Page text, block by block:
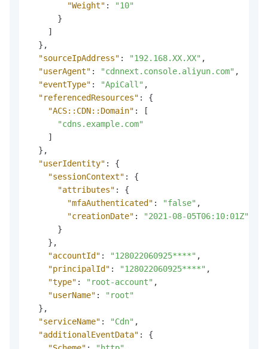
"Weight" :
"10"
}
]
} ,
"sourceIpAddress" : "192.168.XX.XX" ,
"userAgent" : "cdnnext.console.aliyun.com" ,
"eventType" : "ApiCall" ,
"referencedResources" :
{
"ACS::CDN::Domain" :
[
"cdns.example.com"
]
} ,
"userIdentity" :
{
"sessionContext" :
{
"attributes" :
{
"mfaAuthenticated" : "false" ,
"creationDate" :
"2021-08-05T06:10:01Z"
}
} ,
"accountId" : "128022060925****" ,
"principalId" : "128022060925****" ,
"type" : "root-account" ,
"userName" :
"root"
} ,
"serviceName" : "Cdn" ,
"additionalEventData" :
{